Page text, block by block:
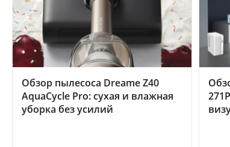
Обзор пылесоса Dreame Z40
AquaCycle Pro: сухая и влажная
уборка без усилий